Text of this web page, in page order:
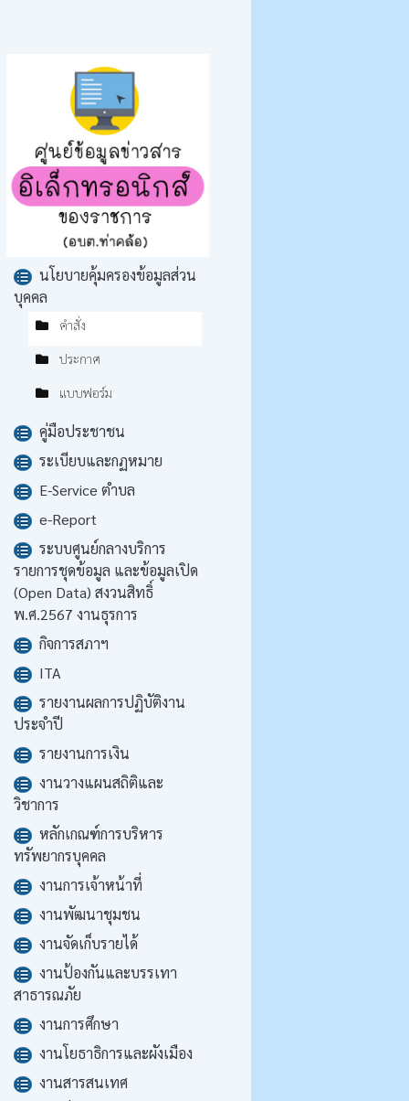
นโยบายคุ้มครองข้อมูลส่วน
บุคคล
คำสั่ง
ประกาศ
แบบฟอร์ม
คู่มือประชาชน
ระเบียบและกฏหมาย
E-Service ตำบล
e-Report
ระบบศูนย์กลางบริการ
รายการชุดข้อมูล และข้อมูลเปิด
(Open Data) สงวนสิทธิ์
พ.ศ.2567 งานธุรการ
กิจการสภาฯ
ITA
รายงานผลการปฏิบัติงาน
ประจำปี
รายงานการเงิน
งานวางแผนสถิติและ
วิชาการ
หลักเกณฑ์การบริหาร
ทรัพยากรบุคคล
งานการเจ้าหน้าที่
งานพัฒนาชุมชน
งานจัดเก็บรายได้
งานป้องกันและบรรเทา
สาธารณภัย
งานการศึกษา
งานโยธาธิการและผังเมือง
งานสารสนเทศ